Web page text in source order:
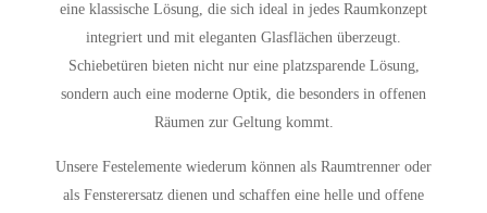
eine klassische Lösung, die sich ideal in jedes Raumkonzept
integriert und mit eleganten Glasflächen überzeugt.
Schiebetüren bieten nicht nur eine platzsparende Lösung,
sondern auch eine moderne Optik, die besonders in offenen
Räumen zur Geltung kommt.
Unsere Festelemente wiederum können als Raumtrenner oder
als Fensterersatz dienen und schaffen eine helle und offene